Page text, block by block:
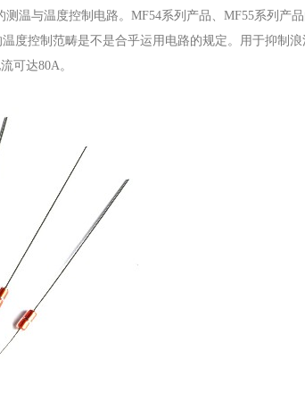
温与温度控制电路。MF54系列产品、MF55系列产
度控制范畴是不是合乎运用电路的规定。用于抑制
可达80A。